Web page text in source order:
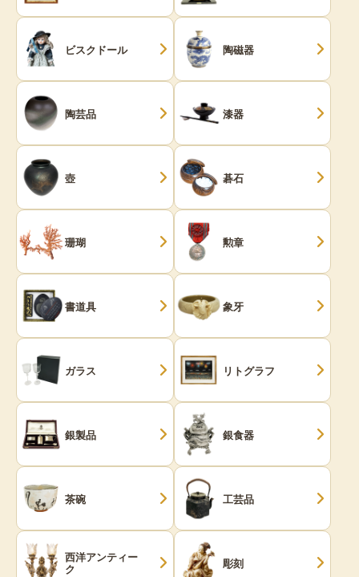
ビスクドール 陶磁器
陶芸品 漆器
壺 碁石
珊瑚 勲章
書道具 象牙
ガラス リトグラフ
銀製品 銀食器
茶碗 工芸品
西洋アンティー
ク 彫刻